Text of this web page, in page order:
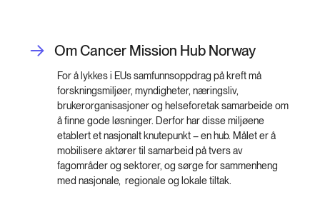
Om Cancer Mission Hub Norway
For å lykkes i EUs samfunnsoppdrag på kreft må
forskningsmiljøer, myndigheter, næringsliv,
brukerorganisasjoner og helseforetak samarbeide om
å finne gode løsninger. Derfor har disse miljøene
etablert et nasjonalt knutepunkt – en hub. Målet er å
mobilisere aktører til samarbeid på tvers av
fagområder og sektorer, og sørge for sammenheng
med nasjonale, regionale og lokale tiltak.